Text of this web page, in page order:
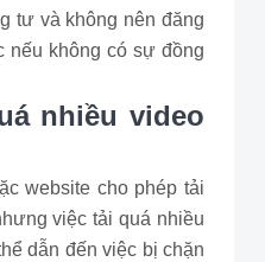
tư và không nên đăng
nếu không có sự đồng
nhiều video
website cho phép tải
việc tải quá nhiều
dẫn đến việc bị chặn